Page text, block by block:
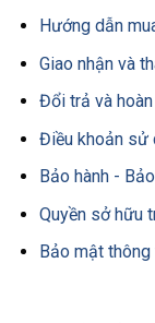
Hướng dẫn
Giao nhận và
Đổi trả và
Điều khoản sử
Bảo hành -
Quyền sở hữu
Bảo mật thông